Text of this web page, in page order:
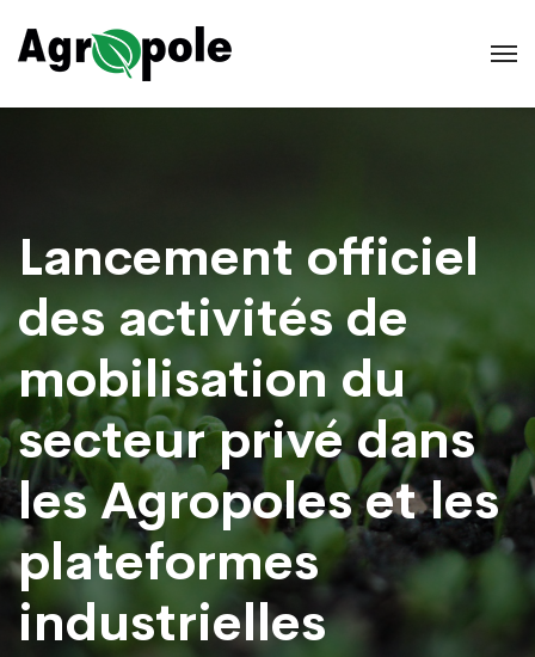
Lancement officiel
des activités de
mobilisation du
secteur privé dans
les Agropoles et les
plateformes
industrielles